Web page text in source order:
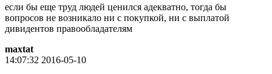
если бы еще труд людей ценился адекватно, тогда бы
вопросов не возникало ни с покупкой, ни с выплатой
дивидентов правообладателям
maxtat
14:07:32 2016-05-10